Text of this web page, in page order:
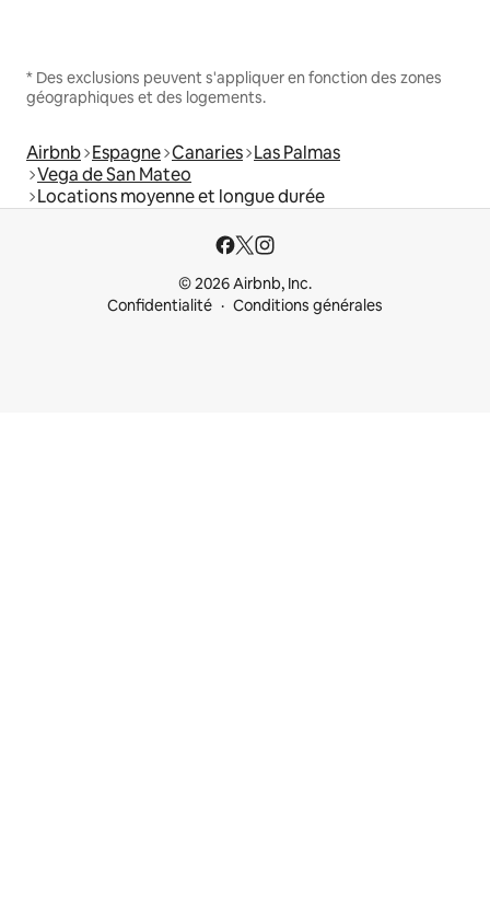
* Des exclusions peuvent s'appliquer en fonction des zones
géographiques et des logements.
Airbnb Espagne Canaries Las Palmas
Vega de San Mateo
Locations moyenne et longue durée
© 2026 Airbnb, Inc.
Confidentialité
Conditions générales